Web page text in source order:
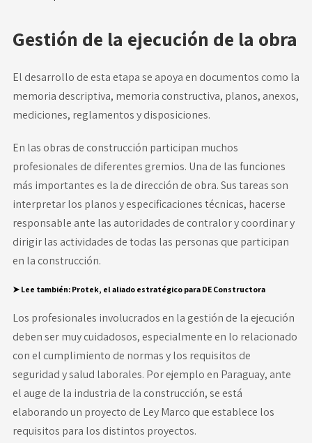
Gestión de la ejecución de la obra
El desarrollo de esta etapa se apoya en documentos como la
memoria descriptiva, memoria constructiva, planos, anexos,
mediciones, reglamentos y disposiciones.
En las obras de construcción participan muchos
profesionales de diferentes gremios. Una de las funciones
más importantes es la de dirección de obra. Sus tareas son
interpretar los planos y especificaciones técnicas, hacerse
responsable ante las autoridades de contralor y coordinar y
dirigir las actividades de todas las personas que participan
en la construcción.
➤ Lee también: Protek, el aliado estratégico para DE Constructora
Los profesionales involucrados en la gestión de la ejecución
deben ser muy cuidadosos, especialmente en lo relacionado
con el cumplimiento de normas y los requisitos de
seguridad y salud laborales. Por ejemplo en Paraguay, ante
el auge de la industria de la construcción, se está
elaborando un proyecto de Ley Marco que establece los
requisitos para los distintos proyectos.